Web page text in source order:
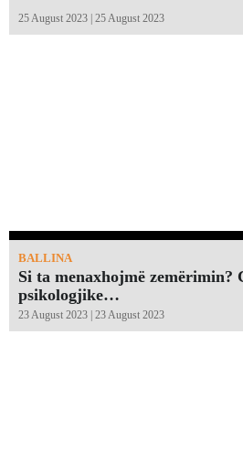
25 August 2023 | 25 August 2023
BALLINA
Si ta menaxhojmë zemërimin?
psikologjike…
23 August 2023 | 23 August 2023